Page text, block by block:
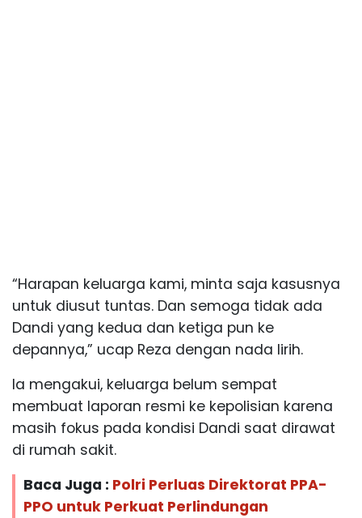
“Harapan keluarga kami, minta saja kasusnya
untuk diusut tuntas. Dan semoga tidak ada
Dandi yang kedua dan ketiga pun ke
depannya,” ucap Reza dengan nada lirih.
Ia mengakui, keluarga belum sempat
membuat laporan resmi ke kepolisian karena
masih fokus pada kondisi Dandi saat dirawat
di rumah sakit.
Baca Juga : Polri Perluas Direktorat PPA-
PPO untuk Perkuat Perlindungan